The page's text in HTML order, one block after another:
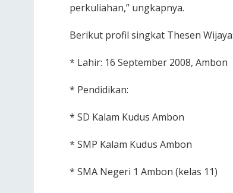
perkuliahan,” ungkapnya.
Berikut profil singkat Thesen Wijaya:
* Lahir: 16 September 2008, Ambon
* Pendidikan:
* SD Kalam Kudus Ambon
* SMP Kalam Kudus Ambon
* SMA Negeri 1 Ambon (kelas 11)